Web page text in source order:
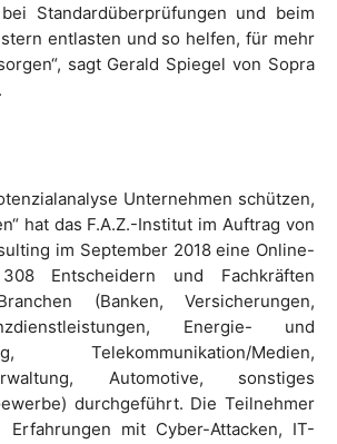
Standardüberprüfungen und beim
entlasten und so helfen, für mehr
sagt Gerald Spiegel von Sopra
Unternehmen schützen,
hat das F.A.Z.-Institut im Auftrag von
im September 2018 eine Online-
Entscheidern und Fachkräften
(Banken, Versicherungen,
Energie- und
Telekommunikation/Medien,
Automotive, sonstiges
durchgeführt. Die Teilnehmer
mit Cyber-Attacken, IT-